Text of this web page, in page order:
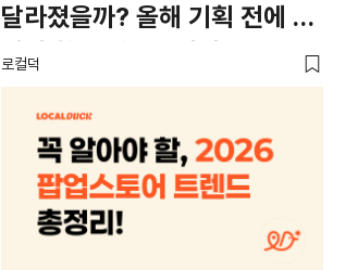
달라졌을까? 올해 기획 전에 꼭
봐야 할 트렌드 4가지
로컬덕